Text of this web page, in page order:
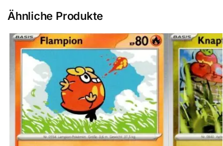
Ähnliche Produkte